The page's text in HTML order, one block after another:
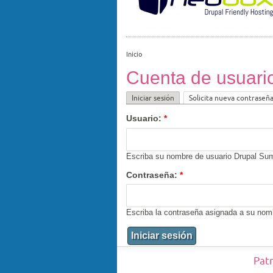
Inicio
Cuenta de
Iniciar sesión Solicita nueva contraseña
Usuario: *
Escriba su nombre de usuario Drupal
Contraseña: *
Escriba la contraseña asignada a su